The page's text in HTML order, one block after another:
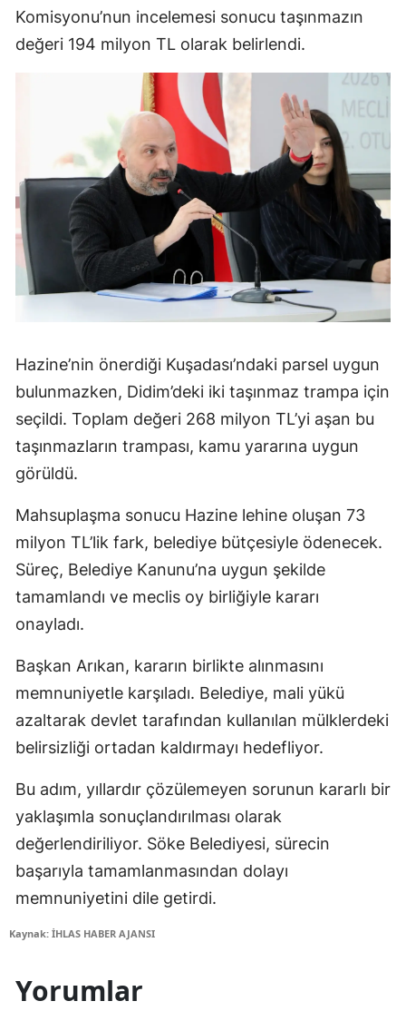
Komisyonu’nun incelemesi sonucu taşınmazın
değeri 194 milyon TL olarak belirlendi.
Hazine’nin önerdiği Kuşadası’ndaki parsel uygun
bulunmazken, Didim’deki iki taşınmaz trampa için
seçildi. Toplam değeri 268 milyon TL’yi aşan bu
taşınmazların trampası, kamu yararına uygun
görüldü.
Mahsuplaşma sonucu Hazine lehine oluşan 73
milyon TL’lik fark, belediye bütçesiyle ödenecek.
Süreç, Belediye Kanunu’na uygun şekilde
tamamlandı ve meclis oy birliğiyle kararı
onayladı.
Başkan Arıkan, kararın birlikte alınmasını
memnuniyetle karşıladı. Belediye, mali yükü
azaltarak devlet tarafından kullanılan mülklerdeki
belirsizliği ortadan kaldırmayı hedefliyor.
Bu adım, yıllardır çözülemeyen sorunun kararlı bir
yaklaşımla sonuçlandırılması olarak
değerlendiriliyor. Söke Belediyesi, sürecin
başarıyla tamamlanmasından dolayı
memnuniyetini dile getirdi.
Kaynak: İHLAS HABER AJANSI
Yorumlar